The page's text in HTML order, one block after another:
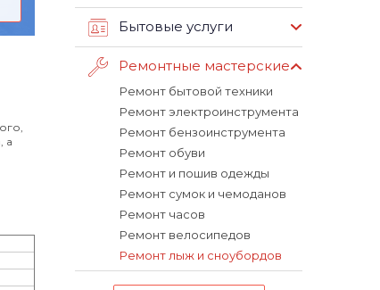
а
Бытовые услуги
Ремонтные мастерские
Ремонт бытовой техники
Ремонт электроинструмента
Ремонт бензоинструмента
Ремонт обуви
Ремонт и пошив одежды
Ремонт сумок и чемоданов
Ремонт часов
Ремонт велосипедов
Ремонт лыж и сноубордов